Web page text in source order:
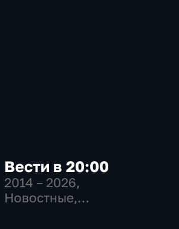
Вести в 20:00
2014 – 2026,
Новостные,